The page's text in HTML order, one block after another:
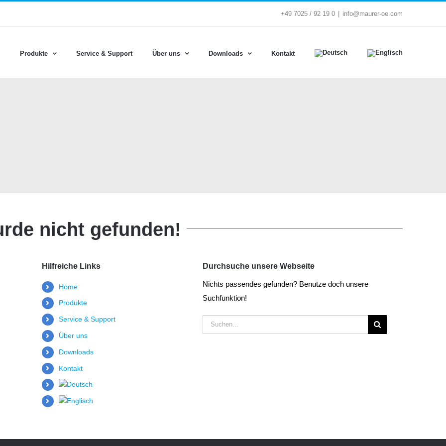
+49 7025 / 92 19 0 info@maurer-oe.com
Produkte Service & Support Über uns Downloads Kontakt
nicht gefunden!
Hilfreiche Links
Home
Produkte
Service & Support
Über uns
Downloads
Kontakt
Durchsuche unsere Webseite
Nichts passendes gefunden? Benutze doch unsere
Suchfunktion!
Suche
nach: